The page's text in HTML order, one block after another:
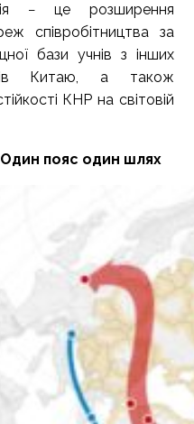
− це розширення
співробітництва за
бази учнів з інших
Китаю, а також
КНР на світовій
Один пояс один шлях